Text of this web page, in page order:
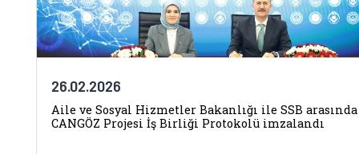
26.02.2026
Aile ve Sosyal Hizmetler Bakanlığı ile SSB arasında
CANGÖZ Projesi İş Birliği Protokolü imzalandı